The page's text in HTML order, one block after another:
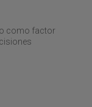
como factor